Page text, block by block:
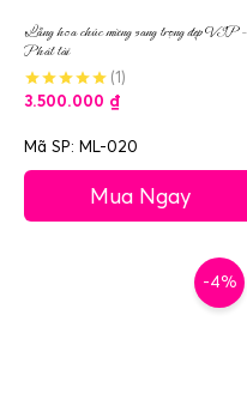
Lẵng hoa chúc mừng sang trọng đẹp VIP –
Phát tài
(1)
3.500.000 ₫
Mã SP: ML-020
Mua Ngay
-4%